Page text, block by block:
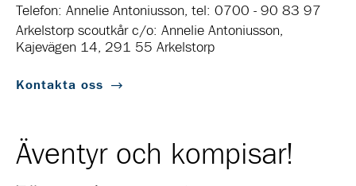
Telefon: Annelie Antoniusson, tel: 0700 - 90 83 97
Arkelstorp scoutkår c/o: Annelie Antoniusson,
Kajevägen 14, 291 55 Arkelstorp
Kontakta oss
Äventyr och kompisar!